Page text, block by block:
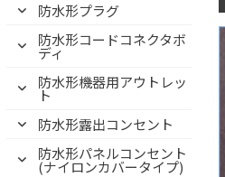
防水形プラグ
防水形コードコネクタボ
ディ
防水形機器用アウトレッ
ト
防水形露出コンセント
防水形パネルコンセント
(ナイロンカバータイプ)